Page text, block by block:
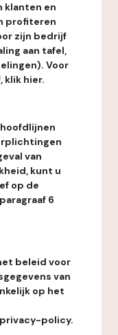
klanten en
profiteren
zijn bedrijf
aan tafel,
Voor
klik hier.
van
kunt u
op de
6
beleid voor
van
op het
policy.